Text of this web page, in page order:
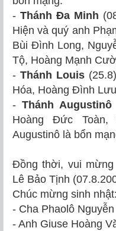
- Thánh Đa Minh
Hiện và quý anh
Bùi Đình Long,
Tộ, Hoàng Mạnh
- Thánh Louis
Hóa, Hoàng Đình
- Thánh Augustinô
Hoàng Đức
Augustinô là bổn
Đồng thời, vui
Lê Bảo Tịnh
Chúc mừng sinh nhật:
- Cha Phaolô
- Anh Giuse Hoàng